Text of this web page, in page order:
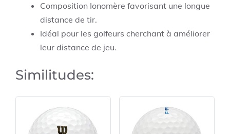
Composition Ionomère favorisant une longue
distance de tir.
Idéal pour les golfeurs cherchant à améliorer
leur distance de jeu.
Similitudes: